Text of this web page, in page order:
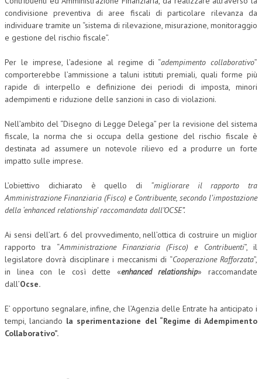
condivisione preventiva di aree fiscali di particolare rilevanza da
individuare tramite un “sistema di rilevazione, misurazione, monitoraggio
e gestione del rischio fiscale”.
Per le imprese, l’adesione al regime di “adempimento collaborativo”
comporterebbe l’ammissione a taluni istituti premiali, quali forme più
rapide di interpello e definizione dei periodi di imposta, minori
adempimenti e riduzione delle sanzioni in caso di violazioni.
Nell’ambito del “Disegno di Legge Delega” per la revisione del sistema
fiscale, la norma che si occupa della gestione del rischio fiscale è
destinata ad assumere un notevole rilievo ed a produrre un forte
impatto sulle imprese.
L’obiettivo dichiarato è quello di “migliorare il rapporto tra
Amministrazione Finanziaria (Fisco) e Contribuente, secondo l’impostazione
della ‘enhanced relationship’ raccomandata dall’OCSE”.
Ai sensi dell’art. 6 del provvedimento, nell’ottica di costruire un miglior
rapporto tra “Amministrazione Finanziaria (Fisco) e Contribuenti”, il
legislatore dovrà disciplinare i meccanismi di “Cooperazione Rafforzata”,
in linea con le così dette «enhanced relationship» raccomandate
dall’Ocse.
E’ opportuno segnalare, infine, che l’Agenzia delle Entrate ha anticipato i
tempi, lanciando la sperimentazione del “Regime di Adempimento
Collaborativo”.